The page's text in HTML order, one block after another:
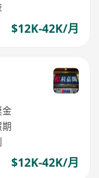
$12K-42K/月
$12K-42K/月